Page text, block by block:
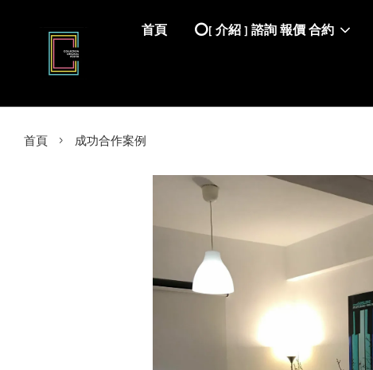
首頁 ⭕️[ 介紹 ] 諮詢 報價 合約
首頁 › 成功合作案例